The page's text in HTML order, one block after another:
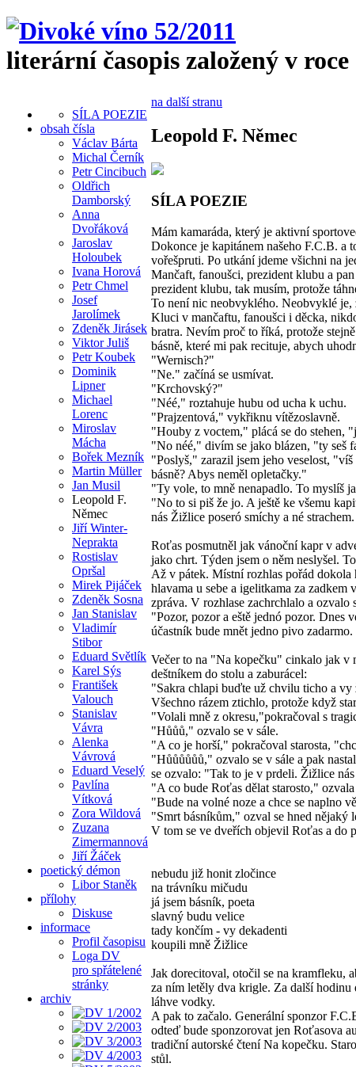
literární časopis založený v roce
SÍLA POEZIE
obsah čísla
Václav Bárta
Michal Černík
Petr Cincibuch
Oldřich
Damborský
Anna
Dvořáková
Jaroslav
Holoubek
Ivana Horová
Petr Chmel
Josef
Jarolímek
Zdeněk Jirásek
Viktor Juliš
Petr Koubek
Dominik
Lipner
Michael
Lorenc
Miroslav
Mácha
Bořek Mezník
Martin Müller
Jan Musil
Leopold F.
Němec
Jiří Winter-
Neprakta
Rostislav
Opršal
Mirek Pijáček
Zdeněk Sosna
Jan Stanislav
Vladimír
Stibor
Eduard Světlík
Karel Sýs
František
Valouch
Stanislav
Vávra
Alenka
Vávrová
Eduard Veselý
Pavlína
Vítková
Zora Wildová
Zuzana
Zimermannová
Jiří Žáček
poetický démon
Libor Staněk
přílohy
Diskuse
informace
Profil časopisu
Loga DV
pro spřátelené
stránky
archiv
na další stranu
Leopold F. Němec
SÍLA POEZIE
Mám kamaráda, který je aktivní
Dokonce je kapitánem našeho F.C.B. a
vořešpruti. Po utkání jdeme všichni na
Mančaft, fanoušci, prezident klubu a
prezident klubu, tak musím, protože
To není nic neobvyklého. Neobvyklé
Kluci v mančaftu, fanoušci i děcka,
bratra. Nevím proč to říká, protože
básně, které mi pak recituje, abych
"Wernisch?"
"Ne." začíná se usmívat.
"Krchovský?"
"Néé," roztahuje hubu od ucha k uchu.
"Prajzentová," vykřiknu vítězoslavně.
"Houby z voctem," plácá se do stehen,
"No néé," divím se jako blázen, "ty seš
"Poslyš," zarazil jsem jeho veselost,
básně? Abys neměl opletačky."
"Ty vole, to mně nenapadlo. To myslíš
"No to si piš že jo. A ještě ke všemu
nás Žižlice poseró smíchy a né
Roťas posmutněl jak vánoční kapr v
jako chrt. Týden jsem o něm neslyšel.
Až v pátek. Místní rozhlas pořád
hlavama u sebe a igelitkama za
zpráva. V rozhlase zachrchlalo a ozvalo
"Pozor, pozor a eště jednó pozor. Dnes
účastník bude mnět jedno pivo
Večer to na "Na kopečku" cinkalo jak v
deštníkem do stolu a zaburácel:
"Sakra chlapi buďte už chvilu ticho a vy
Všechno rázem ztichlo, protože když
"Volali mně z okresu,"pokračoval s
"Hůůů," ozvalo se v sále.
"A co je horší," pokračoval starosta,
"Hůůůůůů," ozvalo se v sále a pak
se ozvalo: "Tak to je v prdeli. Žižlice
"A co bude Roťas dělat starosto,"
"Bude na volné noze a chce se naplno
"Smrt básníkům," ozval se hned nějaký
V tom se ve dveřích objevil Roťas a do
nebudu již honit zločince
na trávníku mičudu
já jsem básník, poeta
slavný budu velice
tady končím - vy dekadenti
koupili mně Žižlice
Jak dorecitoval, otočil se na kramfleku,
za ním letěly dva krigle. Za další
láhve vodky.
A pak to začalo. Generální sponzor
odteď bude sponzorovat jen Roťasova
tradiční autorské čtení Na kopečku.
stůl.